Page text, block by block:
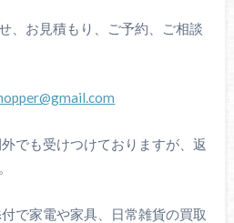
、お見積もり、ご予約、ご相談
でも受けつけておりますが、返
で家電や家具、日常雑貨の買取